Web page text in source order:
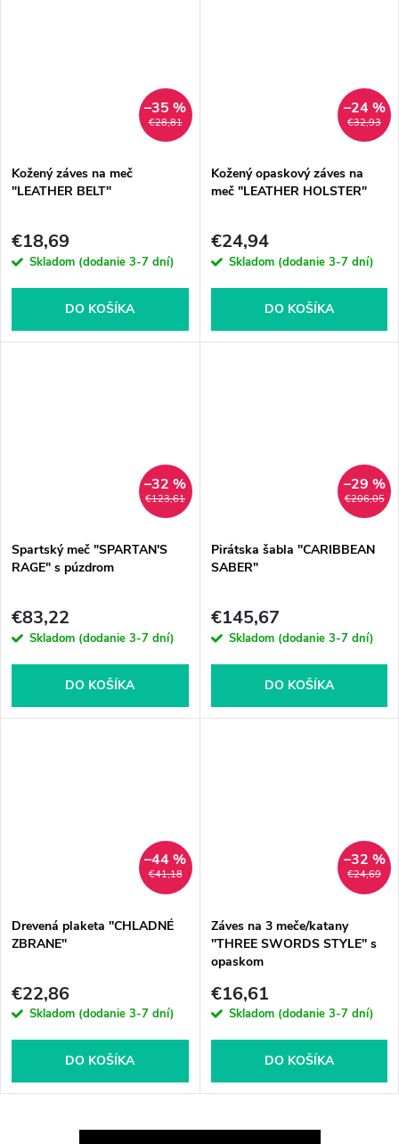
€28,81
–35 %
Kožený záves na meč
"LEATHER BELT"
€18,69
Skladom (dodanie 3-7 dní)
DO KOŠÍKA
€32,93
–24 %
Kožený opaskový záves na
meč "LEATHER HOLSTER"
€24,94
Skladom (dodanie 3-7 dní)
DO KOŠÍKA
€123,61
–32 %
Spartský meč "SPARTAN'S
RAGE" s púzdrom
€83,22
Skladom (dodanie 3-7 dní)
DO KOŠÍKA
€206,05
–29 %
Pirátska šabla "CARIBBEAN
SABER"
€145,67
Skladom (dodanie 3-7 dní)
DO KOŠÍKA
€41,18
–44 %
Drevená plaketa ''CHLADNÉ
ZBRANE''
€22,86
Skladom (dodanie 3-7 dní)
DO KOŠÍKA
€24,69
–32 %
Záves na 3 meče/katany
''THREE SWORDS STYLE'' s
opaskom
€16,61
Skladom (dodanie 3-7 dní)
DO KOŠÍKA